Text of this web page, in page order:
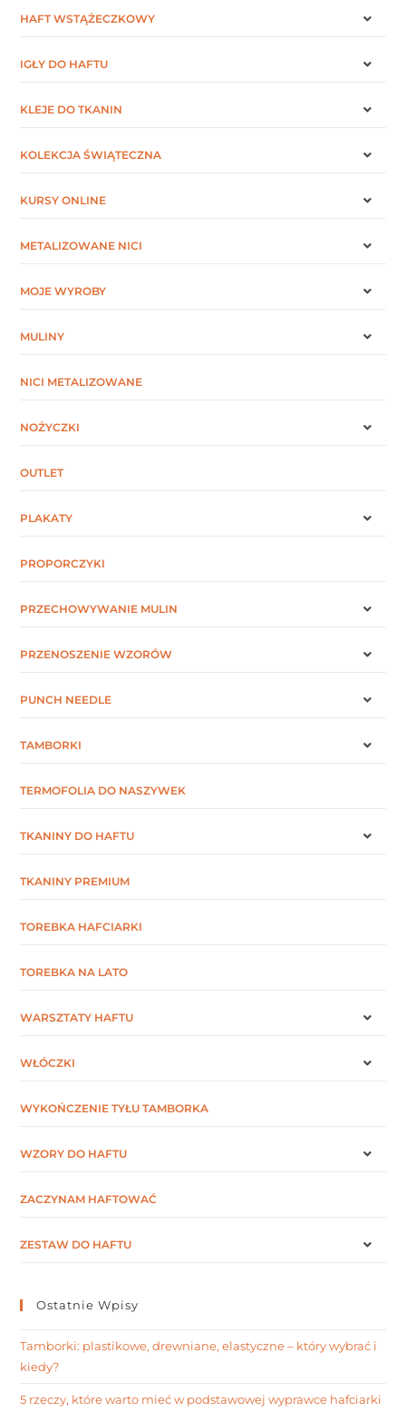
HAFT WSTĄŻECZKOWY
IGŁY DO HAFTU
KLEJE DO TKANIN
KOLEKCJA ŚWIĄTECZNA
KURSY ONLINE
METALIZOWANE NICI
MOJE WYROBY
MULINY
NICI METALIZOWANE
NOŻYCZKI
OUTLET
PLAKATY
PROPORCZYKI
PRZECHOWYWANIE MULIN
PRZENOSZENIE WZORÓW
PUNCH NEEDLE
TAMBORKI
TERMOFOLIA DO NASZYWEK
TKANINY DO HAFTU
TKANINY PREMIUM
TOREBKA HAFCIARKI
TOREBKA NA LATO
WARSZTATY HAFTU
WŁÓCZKI
WYKOŃCZENIE TYŁU TAMBORKA
WZORY DO HAFTU
ZACZYNAM HAFTOWAĆ
ZESTAW DO HAFTU
Ostatnie Wpisy
Tamborki: plastikowe, drewniane, elastyczne – który wybrać i
kiedy?
5 rzeczy, które warto mieć w podstawowej wyprawce hafciarki